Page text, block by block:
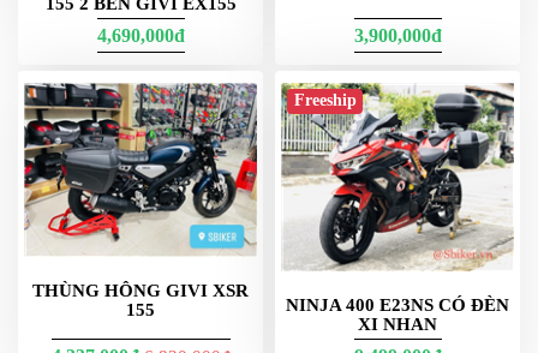
để tăng nhận diện. Dành cho anh em thích vẻ hiện đại mà vẫn giữ
ưu điểm gọn – nhẹ – dễ bảo dưỡng. Kết hợp tốt với khung hông
SBL đúng đời xe để đạt độ ổn định khi chạy xa.
Video thùng hông givi nè
4,690,000đ 3,900,000đ
THÙNG HÔNG GIVI XSR
155
Freeship
NINJA 400 E23NS CÓ ĐÈN
XI NHAN